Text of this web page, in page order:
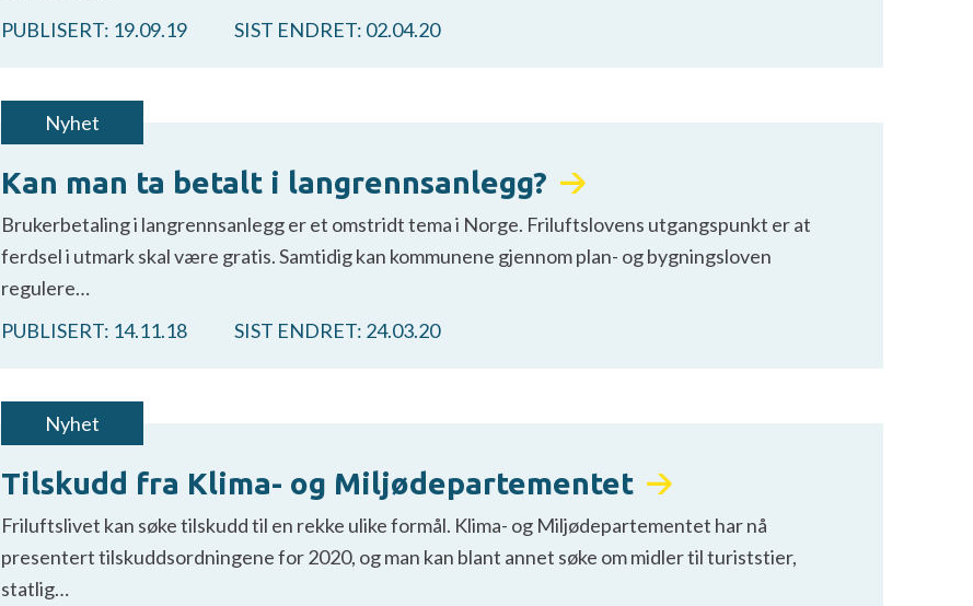
PUBLISERT: 19.09.19 SIST ENDRET: 02.04.20
Nyhet
Kan man ta betalt i langrennsanlegg?
Brukerbetaling i langrennsanlegg er et omstridt tema i Norge. Friluftslovens utgangspunkt er at
ferdsel i utmark skal være gratis. Samtidig kan kommunene gjennom plan- og bygningsloven
regulere…
PUBLISERT: 14.11.18 SIST ENDRET: 24.03.20
Nyhet
Tilskudd fra Klima- og Miljødepartementet
Friluftslivet kan søke tilskudd til en rekke ulike formål. Klima- og Miljødepartementet har nå
presentert tilskuddsordningene for 2020, og man kan blant annet søke om midler til turiststier,
statlig…